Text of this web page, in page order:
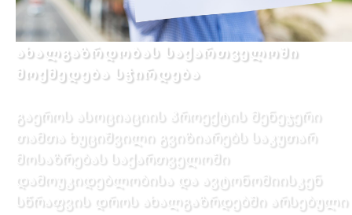
ახალგაზრდობას საქართველოში
მოქმედება სჭირდება
გაეროს ასოციაციის პროექტის მენეჯერი
თამთა ხუციშვილი გვიზიარებს საკუთარ
მოსაზრებას საქართველოში
დამოუკიდებლობისა და ავტონომიისკენ
სწრაფვის დროს ახალგაზრდებში არსებული